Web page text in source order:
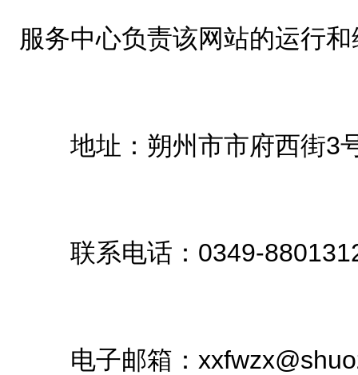
服务中心负责该网站的运行
地址：朔州市市府西街3
联系电话：0349-
电子邮箱：